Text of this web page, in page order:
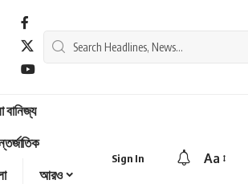
বানিজ্য
আরও
Sign In Aa